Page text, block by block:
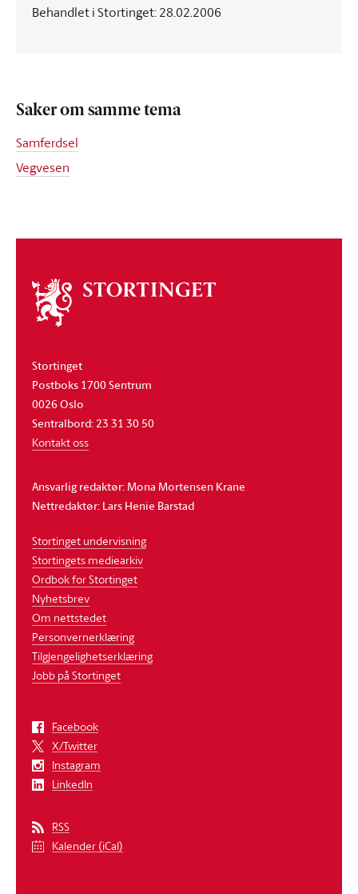
Behandlet i Stortinget: 28.02.2006
Saker om samme tema
Samferdsel
Vegvesen
Om
stortinget
Stortinget
Postboks 1700 Sentrum
0026 Oslo
Sentralbord: 23 31 30 50
Kontakt oss
Ansvarlig redaktør: Mona Mortensen Krane
Nettredaktør: Lars Henie Barstad
Stortinget undervisning
Stortingets mediearkiv
Ordbok for Stortinget
Nyhetsbrev
Om nettstedet
Personvernerklæring
Tilgjengelighetserklæring
Jobb på Stortinget
Facebook
X/Twitter
Instagram
LinkedIn
RSS
Kalender (iCal)